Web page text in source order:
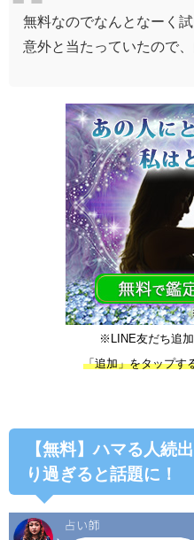
無料なのでなんとなーく試
意外と当たっていたので、
※LINE友だち追加
「追加」をタップす
【無料】ハマる人続
り過ぎると話題に！